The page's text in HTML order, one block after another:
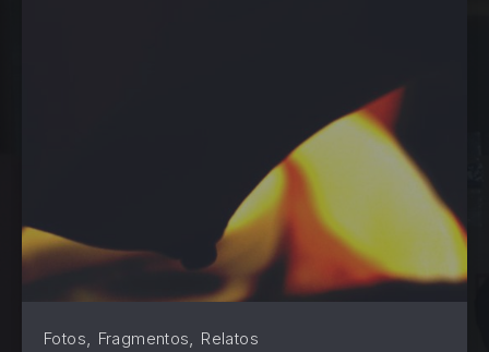
Fotos Fragmentos Relatos